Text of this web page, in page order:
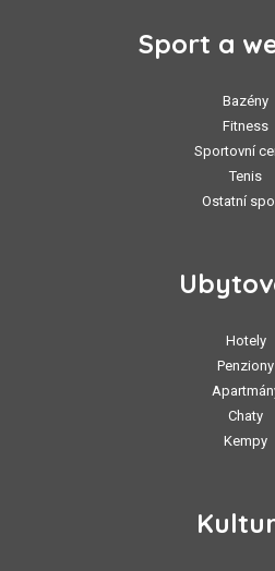
Sport a
Bazény
Fitness
Sportovní
Tenis
Ostatní
Hotely
Penziony
Chaty
Kempy